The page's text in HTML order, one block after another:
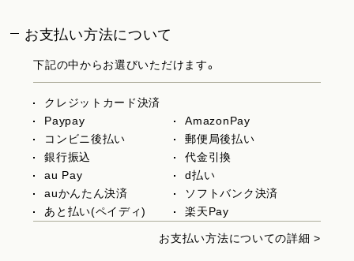
お支払い方法について
下記の中からお選びいただけます。
クレジットカード決済
Paypay
AmazonPay
コンビニ後払い
郵便局後払い
銀行振込
代金引換
au Pay
d払い
auかんたん決済
ソフトバンク決済
あと払い(ペイディ)
楽天Pay
お支払い方法についての詳細 >